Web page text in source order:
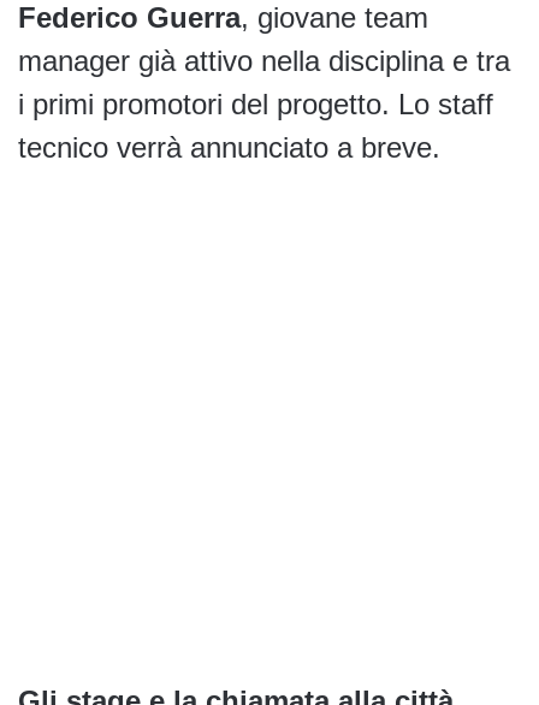
Federico Guerra, giovane team
manager già attivo nella disciplina e tra
i primi promotori del progetto. Lo staff
tecnico verrà annunciato a breve.